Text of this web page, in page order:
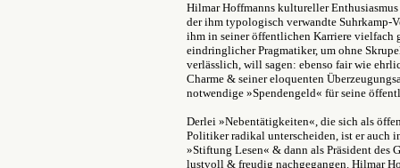
Hilmar Hoffmanns kultureller
der ihm typologisch verwandte Suhrkamp-
ihm in seiner öffentlichen Karriere vielfach
eindringlicher Pragmatiker, um ohne
verlässlich, will sagen: ebenso fair wie
Charme & seiner eloquenten
notwendige »Spendengeld« für seine
Derlei »Nebentätigkeiten«, die sich als
Politiker radikal unterscheiden, ist er auch
»Stiftung Lesen« & dann als Präsident des
lustvoll & freudig nachgegangen. Hilmar